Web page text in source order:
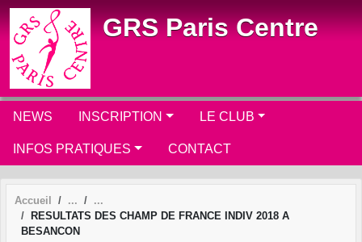
GRS Paris Centre
NEWS INSCRIPTION LE CLUB
INFOS PRATIQUES CONTACT
Accueil
RESULTATS DES CHAMP DE FRANCE INDIV 2018 A
BESANCON
Panneau de gestion des cookies